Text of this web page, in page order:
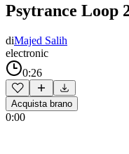
Psytrance Loop
diMajed Salih
electronic
0:26
Acquista brano
0:00